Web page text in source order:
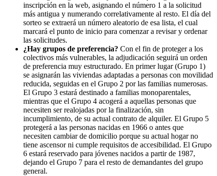
inscripción en la web, asignando el número 1 a la solicitud
más antigua y numerando correlativamente al resto. El día del
sorteo se extraerá un número aleatorio de esa lista, el cual
marcará el punto de inicio para comenzar a revisar y ordenar
las solicitudes.
¿Hay grupos de preferencia? Con el fin de proteger a los
colectivos más vulnerables, la adjudicación seguirá un orden
de preferencia muy estructurado. En primer lugar (Grupo 1)
se asignarán las viviendas adaptadas a personas con movilidad
reducida, seguidas en el Grupo 2 por las familias numerosas.
El Grupo 3 estará destinado a familias monoparentales,
mientras que el Grupo 4 acogerá a aquellas personas que
necesiten ser realojadas por la finalización, sin
incumplimiento, de su actual contrato de alquiler. El Grupo 5
protegerá a las personas nacidas en 1966 o antes que
necesiten cambiar de domicilio porque su actual hogar no
tiene ascensor ni cumple requisitos de accesibilidad. El Grupo
6 estará reservado para jóvenes nacidos a partir de 1987,
dejando el Grupo 7 para el resto de demandantes del grupo
general.